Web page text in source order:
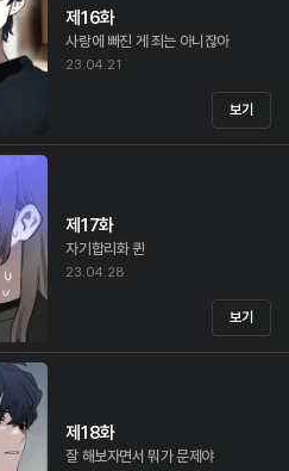
제16화
사랑에 빠진 게 죄는 아니잖아
23.04.21
보기
제17화
자기합리화 퀸
23.04.28
보기
제18화
잘 해보자면서 뭐가 문제야